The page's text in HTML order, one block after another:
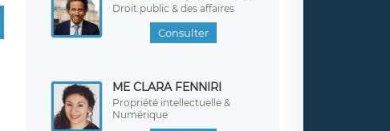
Droit public & des affaires
Consulter
ME CLARA FENNIRI
Propriété intellectuelle &
Numérique